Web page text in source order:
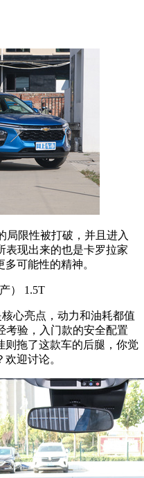
局限性被打破，并且进入
表现出来的也是卡罗拉家
可能性的精神。
心亮点，动力和油耗都值
考验，入门款的安全配置
则拖了这款车的后腿，你觉
迎讨论。